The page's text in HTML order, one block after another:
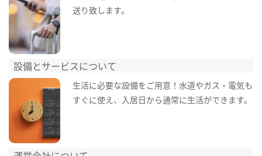
送り致します。
設備とサービスについて
生活に必要な設備をご用意！水道やガス・電気も
すぐに使え、入居日から通常に生活ができます。